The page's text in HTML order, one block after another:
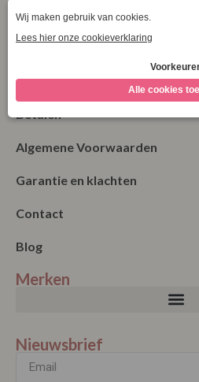
Verzending & Levering
Retourneren
Bestellen
Algemene Voorwaarden
Garantie en klachten
Contact
Blog
Merken
Nieuwsbrief